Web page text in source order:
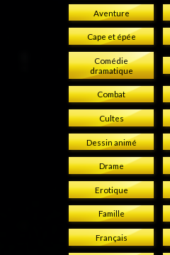
Aventure
Cape et épée
Comédie
dramatique
Combat
Cultes
Dessin animé
Drame
Erotique
Famille
Français